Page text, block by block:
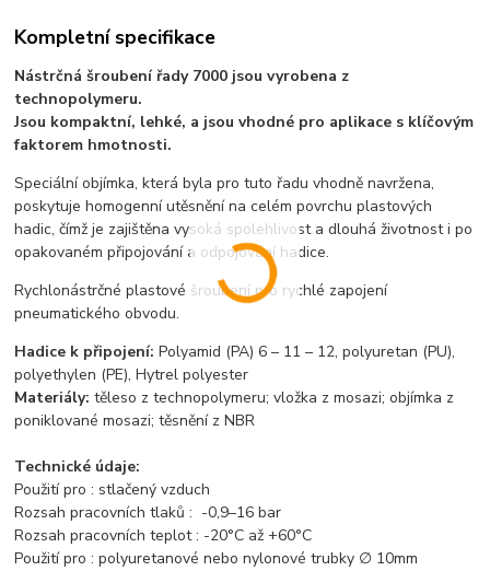
Kompletní specifikace
Nástrčná šroubení řady 7000 jsou vyrobena z
technopolymeru.
Jsou kompaktní, lehké, a jsou vhodné pro aplikace s klíčovým
faktorem hmotnosti.
Speciální objímka, která byla pro tuto řadu vhodně navržena,
poskytuje homogenní utěsnění na celém povrchu plastových
hadic, čímž je zajištěna vysoká spolehlivost a dlouhá životnost i po
opakovaném připojování a odpojování hadice.
Rychlonástrčné plastové šroubení pro rychlé zapojení
pneumatického obvodu.
Hadice k připojení:Polyamid (PA) 6 – 11 – 12, polyuretan (PU),
polyethylen (PE), Hytrel polyester
Materiály: těleso z technopolymeru; vložka z mosazi; objímka z
poniklované mosazi; těsnění z NBR
Technické údaje:
Použití pro : stlačený vzduch
Rozsah pracovních tlaků : -0,9–16 bar
Rozsah pracovních teplot : -20°C až +60°C
Použití pro : polyuretanové nebo nylonové trubky ∅ 10mm